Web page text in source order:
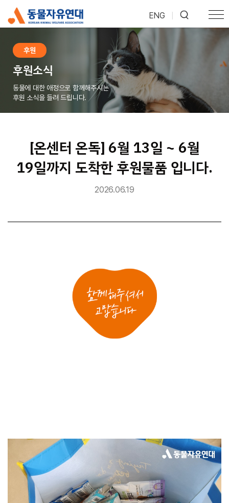
ENG
후원
후원소식
동물에 대한 애정으로 함께해주시는
후원 소식을 들려 드립니다.
[온센터 온독] 6월 13일 ~ 6월
19일까지 도착한 후원물품 입니다.
2026.06.19